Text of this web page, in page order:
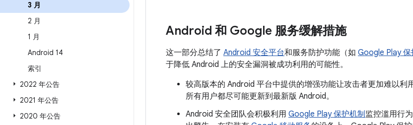
3 月
2 月
1 月
Android 14
索引
2022 年公告
2021 年公告
2020 年公告
Android 和 Google 服务缓解措施
这一部分总结了 Android 安全平台和服务防护功能（如 Google Play 保
于降低 Android 上的安全漏洞被成功利用的可能性。
较高版本的 Android 平台中提供的增强功能让攻击者更加难以利
所有用户都尽可能更新到最新版 Android。
Android 安全团队会积极利用 Google Play 保护机制监控滥用行